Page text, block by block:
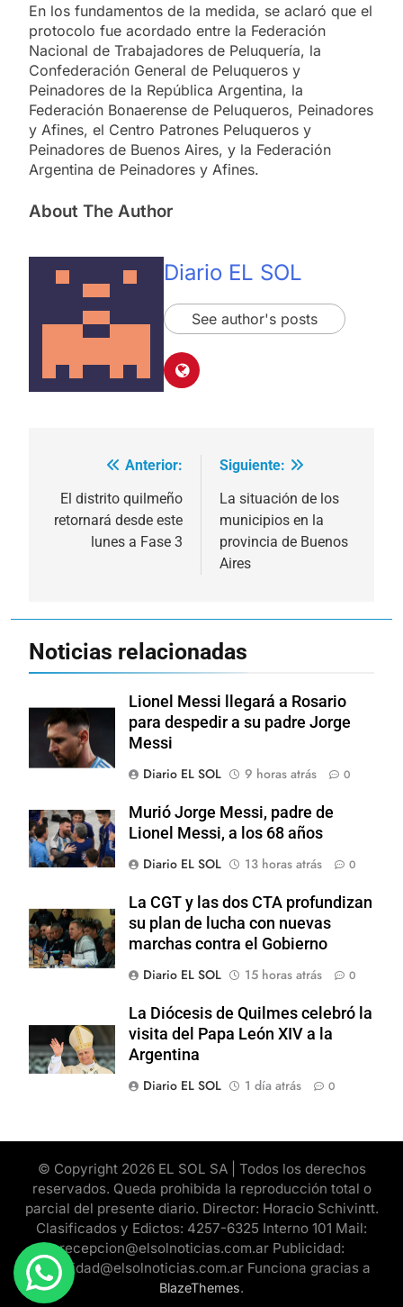
En los fundamentos de la medida, se aclaró que el
protocolo fue acordado entre la Federación
Nacional de Trabajadores de Peluquería, la
Confederación General de Peluqueros y
Peinadores de la República Argentina, la
Federación Bonaerense de Peluqueros, Peinadores
y Afines, el Centro Patrones Peluqueros y
Peinadores de Buenos Aires, y la Federación
Argentina de Peinadores y Afines.
About The Author
Diario EL SOL
See author's posts
Navegación
de
entradas
Anterior:
El distrito quilmeño
retornará desde este
lunes a Fase 3
Siguiente:
La situación de los
municipios en la
provincia de Buenos
Aires
Noticias relacionadas
Lionel Messi llegará a Rosario
para despedir a su padre Jorge
Messi
Diario EL SOL
9 horas atrás 0
Murió Jorge Messi, padre de
Lionel Messi, a los 68 años
Diario EL SOL
13 horas atrás 0
La CGT y las dos CTA profundizan
su plan de lucha con nuevas
marchas contra el Gobierno
Diario EL SOL
15 horas atrás 0
La Diócesis de Quilmes celebró la
visita del Papa León XIV a la
Argentina
Diario EL SOL
1 día atrás 0
© Copyright 2026 EL SOL SA | Todos los derechos
reservados. Queda prohibida la reproducción total o
parcial del presente diario. Director: Horacio Schivintt.
Clasificados y Edictos: 4257-6325 Interno 101 Mail:
recepcion@elsolnoticias.com.ar Publicidad:
publicidad@elsolnoticias.com.ar Funciona gracias a
BlazeThemes.